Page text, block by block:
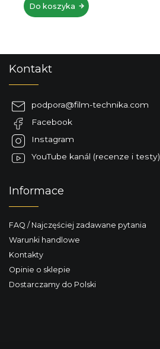
Do koszyka
Kontakt
podpora@film-technika.com
Facebook
Instagram
YouTube kanál (recenze i testy)
Informace
FAQ / Najczęściej zadawane pytania
Warunki handlowe
Kontakty
Opinie o sklepie
Dostarczamy do Polski